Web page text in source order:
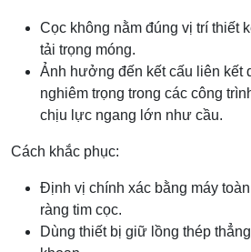
Cọc không nằm đúng vị trí thiết
tải trọng móng.
Ảnh hưởng đến kết cấu liên kết
nghiêm trọng trong các công
chịu lực ngang lớn như cầu.
Cách khắc phục:
Định vị chính xác bằng máy
ràng tim cọc.
Dùng thiết bị giữ lồng thép